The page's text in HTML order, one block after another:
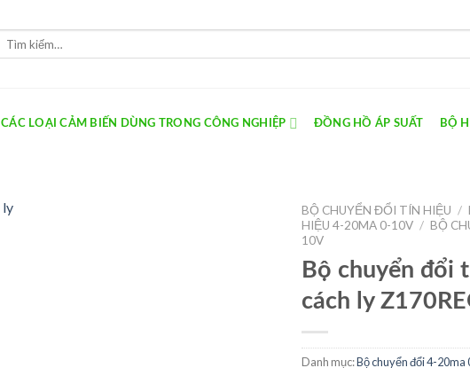
CÁC LOẠI CẢM BIẾN DÙNG TRONG CÔNG NGHIỆP ĐỒNG HỒ ÁP SUẤT BỘ
BỘ CHUYỂN ĐỔI TÍN HIỆU /
HIỆU 4-20MA 0-10V / BỘ
10V
Bộ chuyển đổi
cách ly
Danh mục:Bộ chuyển đổi 4-20ma